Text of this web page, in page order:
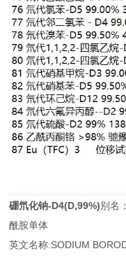
硼氘化钠-D4(D,99%)别名
酰胺单体
英文名称:SODIUM